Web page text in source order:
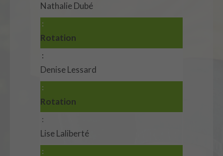
Nathalie Dubé
Rotation
Denise Lessard
Rotation
Lise Laliberté